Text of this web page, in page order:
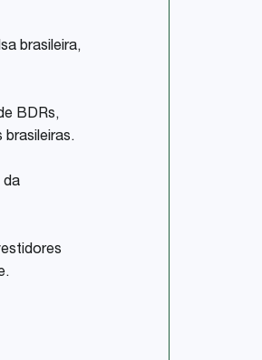
brasileira,
BDRs,
brasileiras.
da